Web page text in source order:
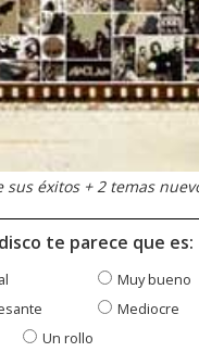
sus éxitos + 2 temas
te parece que es:
Muy bueno
Mediocre
Un rollo